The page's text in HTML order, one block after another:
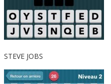
STEVE JOBS